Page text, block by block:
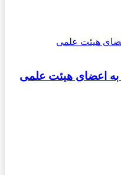
هیئت علمی
اعضای هیئت علمی